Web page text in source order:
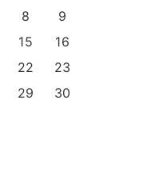
8
9
15
16
22
23
29
30